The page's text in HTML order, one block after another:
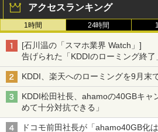
アクセスランキング
1時間 24時間
[石川温の「スマホ業界 Watch」]
告げられた「KDDIのローミング終了
穴と楽天モバイルの課題
KDDI、楽天へのローミングを9月末
KDDI松田社長、ahamoの40GBキャ
めて十分対抗できる」
ドコモ前田社長が「ahamo40GB化